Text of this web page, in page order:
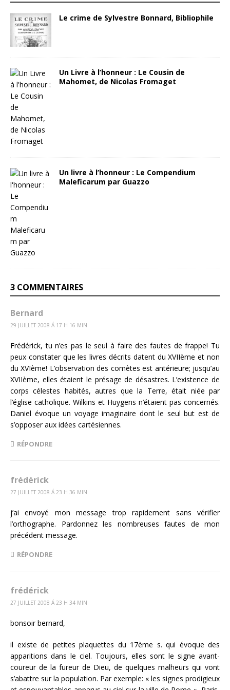
Le crime de Sylvestre Bonnard, Bibliophile
Un Livre à l’honneur : Le Cousin de
Mahomet, de Nicolas Fromaget
Un livre à l’honneur : Le Compendium
Maleficarum par Guazzo
3 COMMENTAIRES
Bernard
29 JUILLET 2008 Á 17 H 16 MIN
Frédérick, tu n’es pas le seul à faire des fautes de frappe! Tu
peux constater que les livres décrits datent du XVIIème et non
du XVIème! L’observation des comètes est antérieure; jusqu’au
XVIIème, elles étaient le présage de désastres. L’existence de
corps célestes habités, autres que la Terre, était niée par
l’église catholique. Wilkins et Huygens n’étaient pas concernés.
Daniel évoque un voyage imaginaire dont le seul but est de
s’opposer aux idées cartésiennes.
RÉPONDRE
frédérick
27 JUILLET 2008 Á 23 H 36 MIN
j’ai envoyé mon message trop rapidement sans vérifier
l’orthographe. Pardonnez les nombreuses fautes de mon
précédent message.
RÉPONDRE
frédérick
27 JUILLET 2008 Á 23 H 34 MIN
bonsoir bernard,
il existe de petites plaquettes du 17ème s. qui évoque des
apparitions dans le ciel. Toujours, elles sont le signe avant-
coureur de la fureur de Dieu, de quelques malheurs qui vont
s’abattre sur la population. Par exemple: « les signes prodigieux